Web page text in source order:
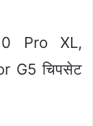
Pro XL,
G5 चिपसेट